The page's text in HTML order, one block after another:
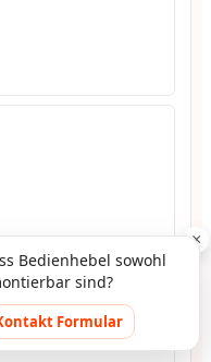
×
Bedienhebel sowohl
sind?
Formular